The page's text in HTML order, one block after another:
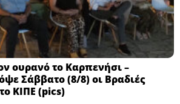
ουρανό το Καρπενήσι –
Σάββατο (8/8) οι Βραδιές
ΚΙΠΕ (pics)